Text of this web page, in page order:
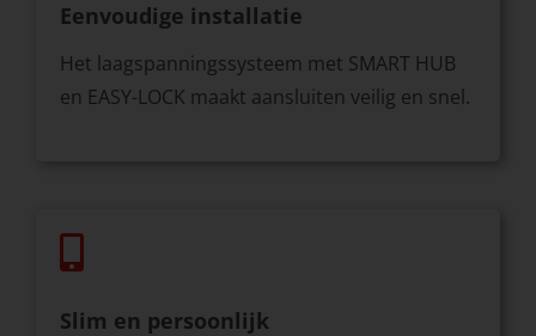
Eenvoudige installatie
Het laagspanningssysteem met SMART HUB
en EASY-LOCK maakt aansluiten veilig en snel.
Slim en persoonlijk